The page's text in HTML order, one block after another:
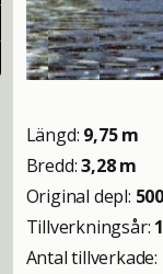
Längd: 9,75 m
Bredd:3,28 m
Original depl:
Tillverkningsår:
Antal tillverkade: